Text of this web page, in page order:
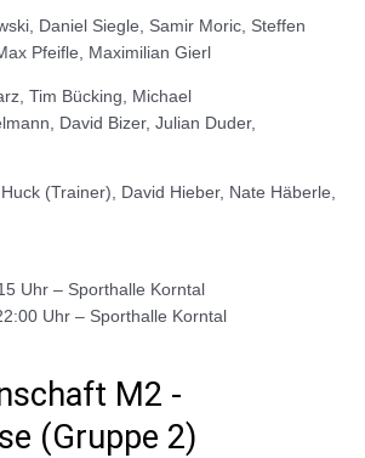
Daniel Siegle, Samir Moric, Steffen
Pfeifle, Maximilian Gierl
Tim Bücking, Michael
David Bizer, Julian Duder,
(Trainer), David Hieber, Nate Häberle,
Uhr – Sporthalle Korntal
Uhr – Sporthalle Korntal
M2 -
(Gruppe 2)